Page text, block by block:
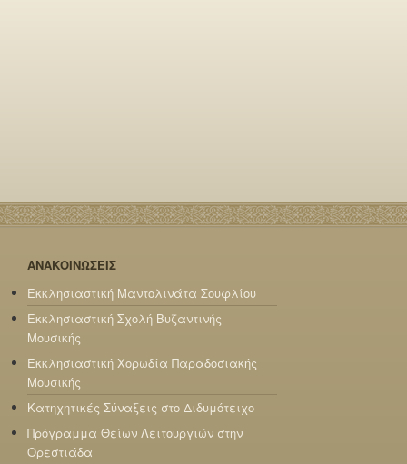
ΑΝΑΚΟΙΝΩΣΕΙΣ
Εκκλησιαστική Μαντολινάτα Σουφλίου
Εκκλησιαστική Σχολή Βυζαντινής
Μουσικής
Εκκλησιαστική Χορωδία Παραδοσιακής
Μουσικής
Κατηχητικές Σύναξεις στο Διδυμότειχο
Πρόγραμμα Θείων Λειτουργιών στην
Ορεστιάδα